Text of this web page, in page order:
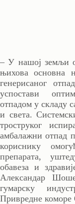
– У нашој земљи
њихова основна
генерисаног
успостави
отпадом у складу
и света.
троструког
амбалажни отпад
кориснику
препарата,
обавеза и
Александар
гумарску
Привредне коморе